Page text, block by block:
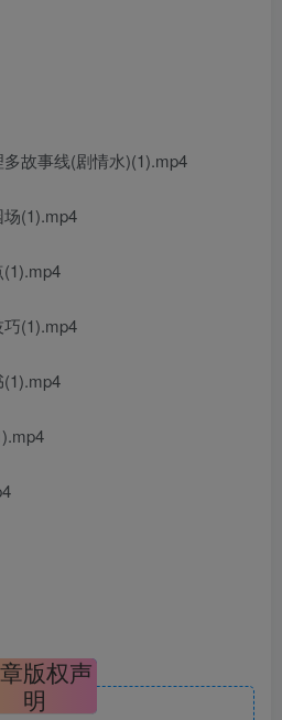
故事线(剧情水)(1).mp4
(1).mp4
(1).mp4
版权声
明